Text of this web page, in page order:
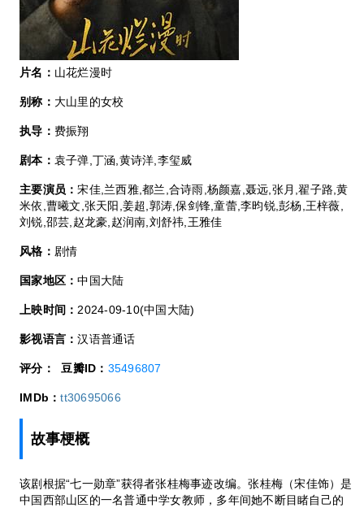
片名： 山花烂漫时
别称： 大山里的女校
执导： 费振翔
剧本： 袁子弹,丁涵,黄诗洋,李玺威
主要演员：宋佳,兰西雅,都兰,合诗雨,杨颜嘉,聂远,张月,翟子路,黄
米依,曹曦文,张天阳,姜超,郭涛,保剑锋,童蕾,李昀锐,彭杨,王梓薇,
刘锐,邵芸,赵龙豪,赵润南,刘舒祎,王雅佳
风格： 剧情
国家地区：中国大陆
上映时间： 2024-09-10(中国大陆)
影视语言：汉语普通话
评分： 豆瓣ID： 35496807
IMDb：tt30695066
故事梗概
该剧根据“七一勋章”获得者张桂梅事迹改编。张桂梅（宋佳饰）是
中国西部山区的一名普通中学女教师，多年间她不断目睹自己的